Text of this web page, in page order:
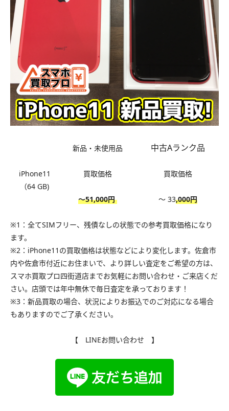
新品・未使用品 中古Aランク品
iPhone11
（64 GB)
買取価格
〜51,000円
買取価格
〜 33,000円
※1：全てSIMフリー、残債なしの状態での参考買取価格になり
ます。
※2：iPhone11の買取価格は状態などにより変化します。佐倉市
内や佐倉市付近にお住まいで、より詳しい査定をご希望の方は、
スマホ買取プロ四街道店までお気軽にお問い合わせ・ご来店くだ
さい。店頭では年中無休で毎日査定を承っております！
※3：新品買取の場合、状況によりお振込でのご対応になる場合
もありますのでご了承ください。
【 LINEお問い合わせ 】